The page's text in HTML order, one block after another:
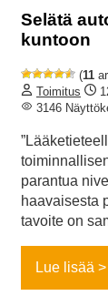
Selätä
kuntoon
(11
Toimitus
3146
parantua
haavaisesta
tavoite on
Lue lisää